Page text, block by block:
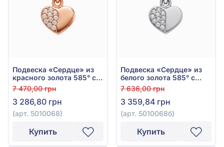
Подвеска «Сердце» из
красного золота 585° с
фианитом, арт. 5010068
7 470,00 грн
3 286,80 грн
(арт. 5010068)
Купить
Подвеска «Сердце» из
белого золота 585° с
фианитом, арт. 5010068б
7 636,00 грн
3 359,84 грн
(арт. 5010068б)
Купить